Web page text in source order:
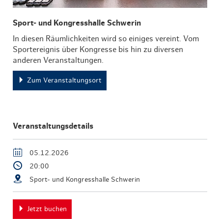
Sport- und Kongresshalle Schwerin
In diesen Räumlichkeiten wird so einiges vereint. Vom
Sportereignis über Kongresse bis hin zu diversen
anderen Veranstaltungen.
Zum Veranstaltungsort
Veranstaltungsdetails
05.12.2026
20:00
Sport- und Kongresshalle Schwerin
Jetzt buchen